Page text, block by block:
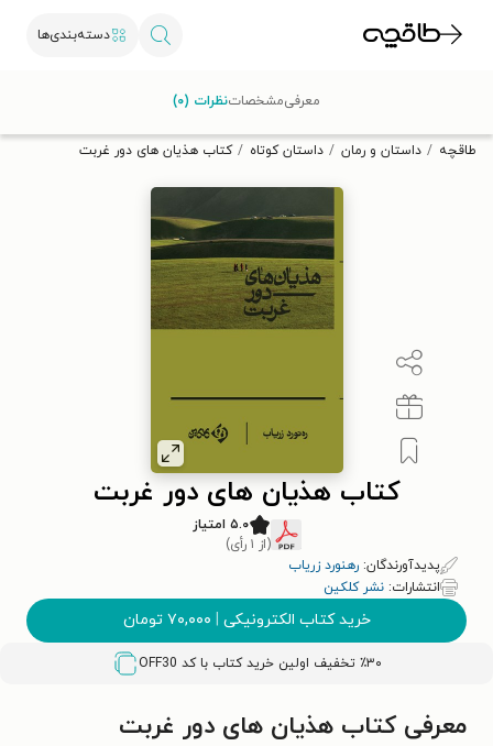
دسته‌بندی‌ها
تخفیف از طاقچه دریافت کن.
طاقچه داستان و رمان داستان کوتاه کتاب هذیان های دور غربت
کتاب هذیان های دور غربت
۵.۰ امتیاز
(از ۱ رأی)
پدیدآورندگان: رهنورد زریاب
انتشارات: نشر کلکین
خرید کتاب الکترونیکی | ۷۰,۰۰۰ تومان
٪۳۰ تخفیف اولین خرید کتاب با کد OFF30
معرفیمشخصاتنظرات (۰)
معرفی کتاب هذیان های دور غربت